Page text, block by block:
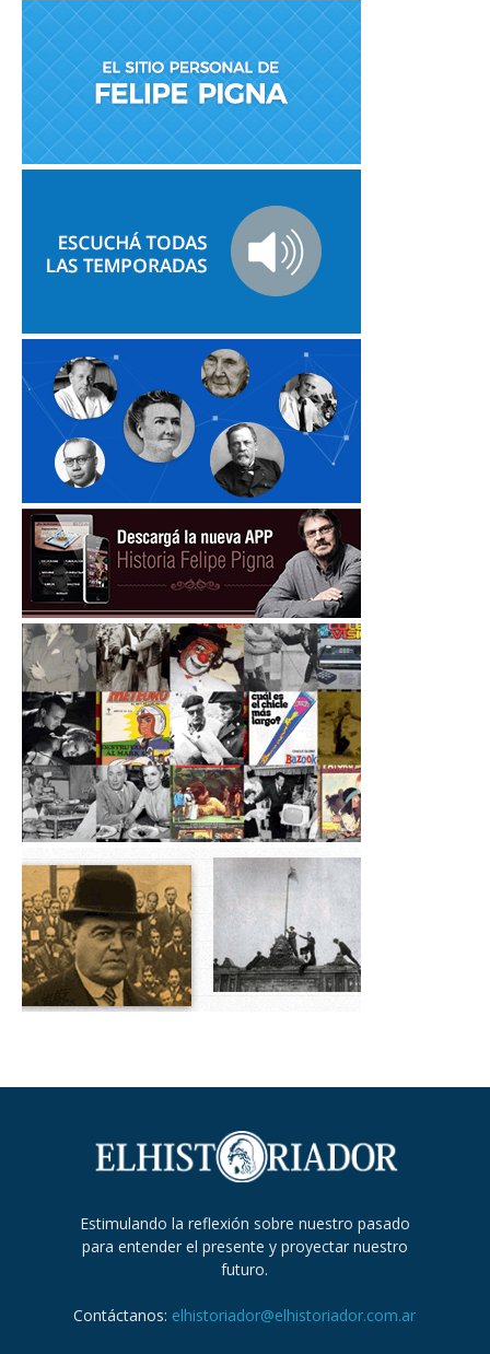
Estimulando la reflexión sobre nuestro pasado
para entender el presente y proyectar nuestro
futuro.
Contáctanos: elhistoriador@elhistoriador.com.ar